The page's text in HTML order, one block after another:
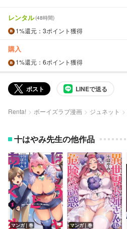
レンタル(48時間)
1%還元 ：3ポイント獲得
購入
1%還元 ：6ポイント獲得
ポスト LINEで送る
Renta! ボーイズラブ漫画 ジュネット
十はやみ先生の他作品
マンガ｜巻 マンガ｜巻